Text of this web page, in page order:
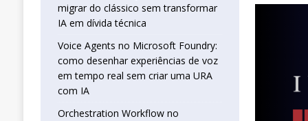
migrar do clássico sem transformar
IA em dívida técnica
Voice Agents no Microsoft Foundry:
como desenhar experiências de voz
em tempo real sem criar uma URA
com IA
Orchestration Workflow no